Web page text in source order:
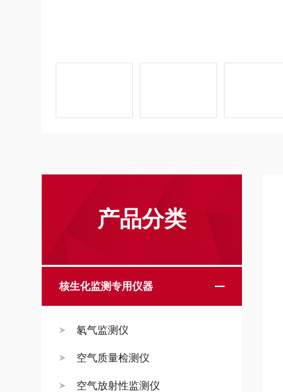
产品分类
核生化监测专用仪器
氡气监测仪
空气质量检测仪
空气放射性监测仪